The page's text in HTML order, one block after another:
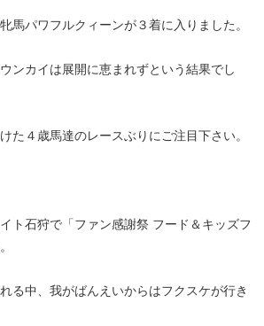
馬パワフルクィーンが３着に入りました。
ンカイは展開に恵まれずという結果でし
た４歳馬達のレースぶりにご注目下さい。
ト石狩で「ファン感謝祭 フード＆キッズフ
る中、我がばんえいからはフクスケが行き